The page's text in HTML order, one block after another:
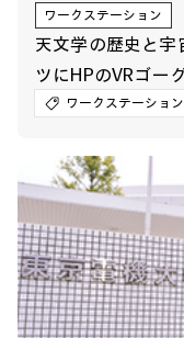
ワークステーション
天文学の歴史と宇
ツにHPのVRゴー
ワークステーション